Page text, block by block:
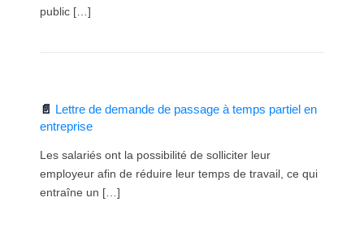
public […]
Lettre de demande de passage à temps partiel en
entreprise
Les salariés ont la possibilité de solliciter leur
employeur afin de réduire leur temps de travail, ce qui
entraîne un […]